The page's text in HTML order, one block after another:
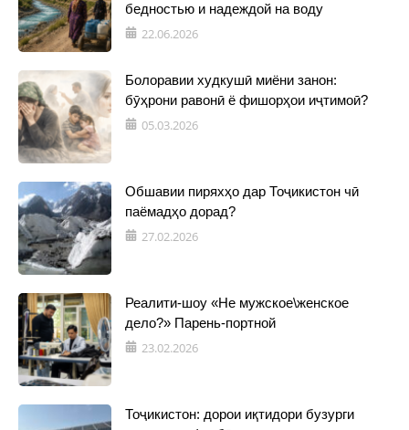
бедностью и надеждой на воду
22.06.2026
Болоравии худкушӣ миёни занон:
бӯҳрони равонӣ ё фишорҳои иҷтимоӣ?
05.03.2026
Обшавии пиряхҳо дар Тоҷикистон чӣ
паёмадҳо дорад?
27.02.2026
Реалити-шоу «Не мужское\женское
дело?» Парень-портной
23.02.2026
Тоҷикистон: дорои иқтидори бузурги